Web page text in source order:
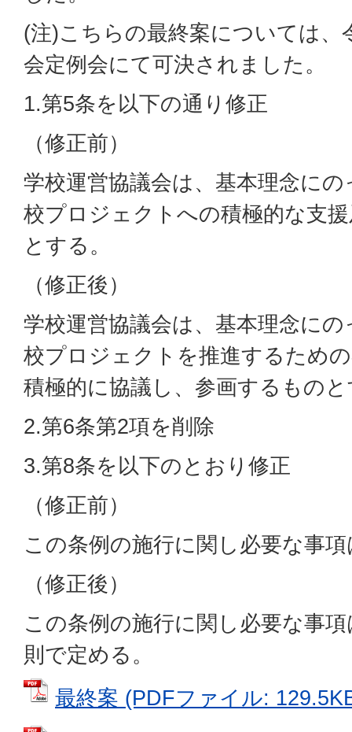
(注)こちらの最終案については、
会定例会にて可決されました。
1.第5条を以下の通り修正
（修正前）
学校運営協議会は、基本理念に
校プロジェクトへの積極的な支
とする。
（修正後）
学校運営協議会は、基本理念に
校プロジェクトを推進するため
積極的に協議し、参画するもの
2.第6条第2項を削除
3.第8条を以下のとおり修正
（修正前）
この条例の施行に関し必要な事
（修正後）
この条例の施行に関し必要な事
則で定める。
最終案 (PDFファイル: